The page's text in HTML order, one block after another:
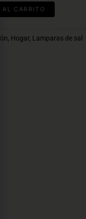
AL CARRITO
, Hogar, Lamparas de sal